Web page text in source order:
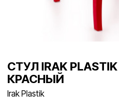
СТУЛ IRAK
КРАСНЫЙ
Irak Plastik